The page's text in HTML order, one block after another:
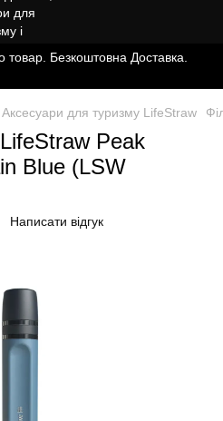
Безкоштовна Доставка.
Аксесуари для туризму LifeStraw
Peak
Blue (LSW
Написати відгук